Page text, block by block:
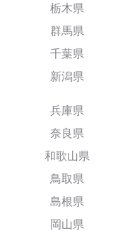
栃木県
群馬県
千葉県
新潟県
兵庫県
奈良県
和歌山県
鳥取県
島根県
岡山県